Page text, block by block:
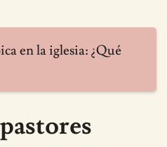
en la iglesia: ¿Qué